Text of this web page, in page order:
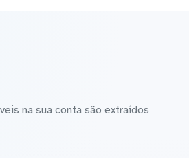
na sua conta são extraídos